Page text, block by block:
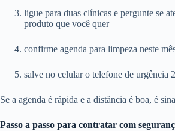
ligue para duas clínicas e pergunte se
produto que você quer
confirme agenda para limpeza neste
salve no celular o telefone de urgência
Se a agenda é rápida e a distância é boa, é
Passo a passo para contratar com